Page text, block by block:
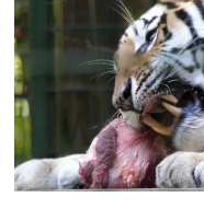
வோட்டர்ஸ்
கருத்துக்கணிப்பு
முடிவுகள்